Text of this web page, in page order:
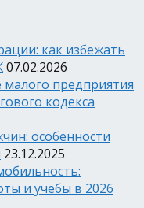
как избежать
07.02.2026
предприятия
кодекса
особенности
23.12.2025
и учебы в 2026